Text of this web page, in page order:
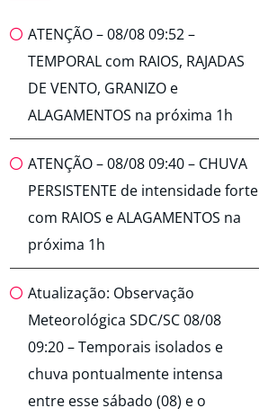
ATENÇÃO – 08/08 09:52 –
TEMPORAL com RAIOS, RAJADAS
DE VENTO, GRANIZO e
ALAGAMENTOS na próxima 1h
ATENÇÃO – 08/08 09:40 – CHUVA
PERSISTENTE de intensidade forte
com RAIOS e ALAGAMENTOS na
próxima 1h
Atualização: Observação
Meteorológica SDC/SC 08/08
09:20 – Temporais isolados e
chuva pontualmente intensa
entre esse sábado (08) e o